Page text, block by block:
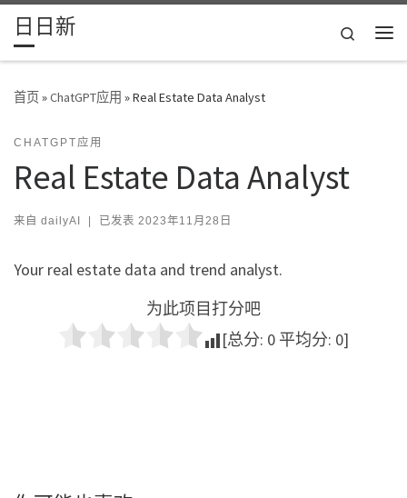
Skip to content
日日新
Search
首页»ChatGPT应用 »Real Estate Data Analyst
CHATGPT应用
Real Estate Data Analyst
来自 dailyAI | 已发表 2023年11月28日
Your real estate data and trend analyst.
为此项目打分吧
[总分: 0 平均分: 0]